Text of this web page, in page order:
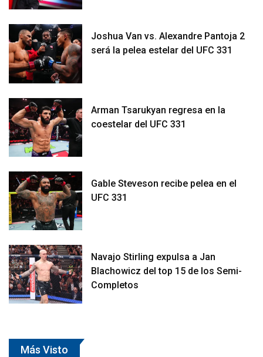
Joshua Van vs. Alexandre Pantoja 2
será la pelea estelar del UFC 331
Arman Tsarukyan regresa en la
coestelar del UFC 331
Gable Steveson recibe pelea en el
UFC 331
Navajo Stirling expulsa a Jan
Blachowicz del top 15 de los Semi-
Completos
Más Visto